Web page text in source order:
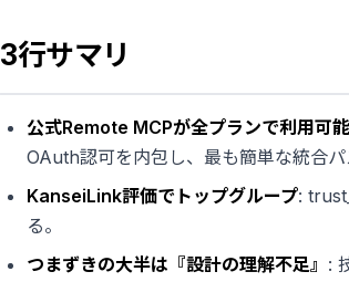
3行サマリ
公式Remote MCPが全プランで利用可能
OAuth認可を内包し、最も簡単な統合パ
KanseiLink評価でトップグループ:
る。
つまずきの大半は『設計の理解不足』 :